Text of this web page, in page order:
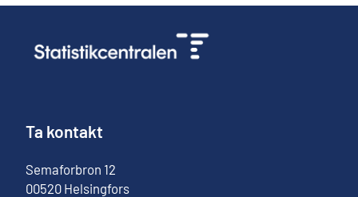
Ta kontakt
Semaforbron 12
00520 Helsingfors